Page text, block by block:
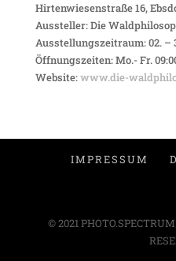
Hirtenwiesenstraße 16,
Aussteller: Die
Ausstellungszeitraum: 02. –
Öffnungszeiten: Mo.- Fr.
Website:www.die-
IMPRESSUM
© 2021